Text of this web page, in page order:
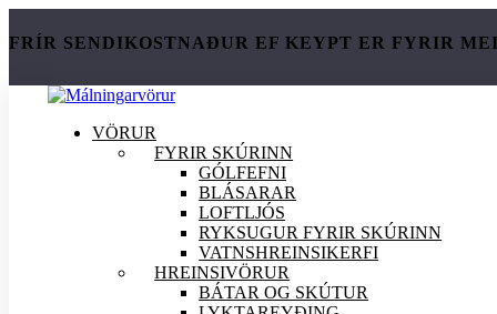
FRÍR SENDIKOSTNAÐUR EF KEYPT ER FYRIR
VÖRUR
FYRIR SKÚRINN
GÓLFEFNI
BLÁSARAR
LOFTLJÓS
RYKSUGUR FYRIR SKÚRINN
VATNSHREINSIKERFI
HREINSIVÖRUR
BÁTAR OG SKÚTUR